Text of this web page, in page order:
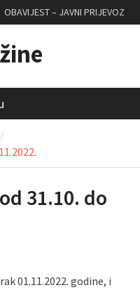
OBAVIJEST – JAVNI PRIJEVOZ
31.10. do
01.11.2022. godine, i